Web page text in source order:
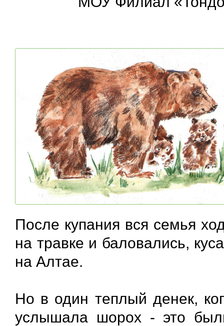
После купания вся семья
на травке и баловались,
на Алтае.
Но в один теплый денек,
услышала шорох - это